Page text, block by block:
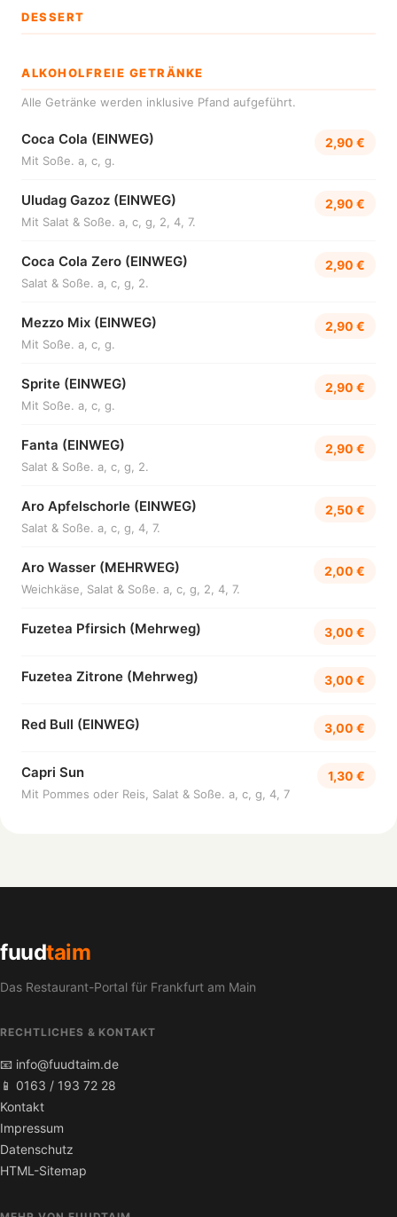
DESSERT
ALKOHOLFREIE GETRÄNKE
Alle Getränke werden inklusive Pfand aufgeführt.
Coca Cola (EINWEG)
Mit Soße. a, c, g.
2,90 €
Uludag Gazoz (EINWEG)
Mit Salat & Soße. a, c, g, 2, 4, 7.
2,90 €
Coca Cola Zero (EINWEG)
Salat & Soße. a, c, g, 2.
2,90 €
Mezzo Mix (EINWEG)
Mit Soße. a, c, g.
2,90 €
Sprite (EINWEG)
Mit Soße. a, c, g.
2,90 €
Fanta (EINWEG)
Salat & Soße. a, c, g, 2.
2,90 €
Aro Apfelschorle (EINWEG)
Salat & Soße. a, c, g, 4, 7.
2,50 €
Aro Wasser (MEHRWEG)
Weichkäse, Salat & Soße. a, c, g, 2, 4, 7.
2,00 €
Fuzetea Pfirsich (Mehrweg) 3,00 €
Fuzetea Zitrone (Mehrweg) 3,00 €
Red Bull (EINWEG) 3,00 €
Capri Sun
Mit Pommes oder Reis, Salat & Soße. a, c, g, 4, 7
1,30 €
fuudtaim
Das Restaurant-Portal für Frankfurt am Main
RECHTLICHES & KONTAKT
📧 info@fuudtaim.de
📱 0163 / 193 72 28
Kontakt
Impressum
Datenschutz
HTML-Sitemap